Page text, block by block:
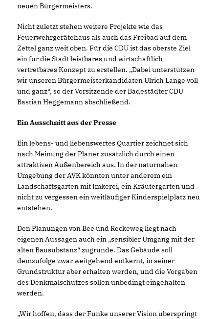
neuen Bürgermeisters.
Nicht zuletzt stehen weitere Projekte wie das
Feuerwehrgerätehaus als auch das Freibad auf dem
Zettel ganz weit oben. Für die CDU ist das oberste Ziel
ein für die Stadt leistbares und wirtschaftlich
vertretbares Konzept zu erstellen. „Dabei unterstützen
wir unseren Bürgermeisterkandidaten Ulrich Lange voll
und ganz“, so der Vorsitzende der Badestädter CDU
Bastian Heggemann abschließend.
Ein Ausschnitt aus der Presse
Ein lebens- und liebenswertes Quartier zeichnet sich
nach Meinung der Planer zusätzlich durch einen
attraktiven Außenbereich aus. In der naturnahen
Umgebung der AVK könnten unter anderem ein
Landschaftsgarten mit Imkerei, ein Kräutergarten und
nicht zu vergessen ein weitläufiger Kinderspielplatz neu
entstehen.
Den Planungen von Bee und Reckeweg liegt nach
eigenen Aussagen auch ein „sensibler Umgang mit der
alten Bausubstanz“ zugrunde. Das Gebäude soll
demzufolge zwar weitgehend entkernt, in seiner
Grundstruktur aber erhalten werden, und die Vorgaben
des Denkmalschutzes sollen unbedingt eingehalten
werden.
Wir hoffen, dass der Funke unserer Vision überspringt